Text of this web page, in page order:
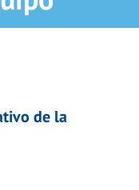
de la